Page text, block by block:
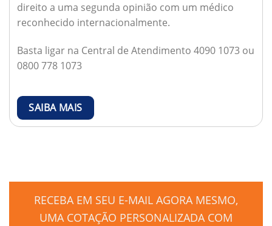
direito a uma segunda opinião com um médico
reconhecido internacionalmente.
Basta ligar na Central de Atendimento 4090 1073 ou
0800 778 1073
SAIBA MAIS
RECEBA EM SEU E-MAIL AGORA MESMO,
UMA COTAÇÃO PERSONALIZADA COM